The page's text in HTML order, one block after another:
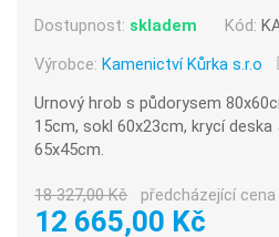
Dostupnost: skladem Kód:
Výrobce:Kamenictví Kůrka s.r.o
Urnový hrob s půdorysem
15cm, sokl 60x23cm, krycí
65x45cm.
18 327,00 Kč předcházející cena
12 665,00 Kč